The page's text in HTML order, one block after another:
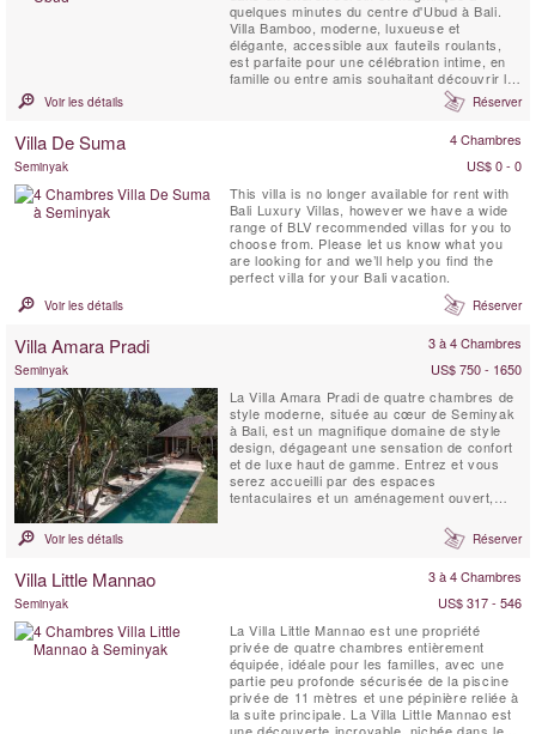
quelques minutes du centre d'Ubud à Bali.
Villa Bamboo, moderne, luxueuse et
élégante, accessible aux fauteils roulants,
est parfaite pour une célébration intime, en
famille ou entre amis souhaitant découvrir le
vrai Bali. Villa Bamboo est entourée de
rizières en terrasses, de cocotiers et d'une
pittoresque village traditionnel de Keliki.
Voir les détails Réserver
Villa De Suma 4 Chambres
Seminyak
US$ 0 - 0
This villa is no longer available for rent with
Bali Luxury Villas, however we have a wide
range of BLV recommended villas for you to
choose from. Please let us know what you
are looking for and we’ll help you find the
perfect villa for your Bali vacation.
Voir les détails Réserver
Villa Amara Pradi 3 à 4 Chambres
Seminyak
US$ 750 - 1650
La Villa Amara Pradi de quatre chambres de
style moderne, située au cœur de Seminyak
à Bali, est un magnifique domaine de style
design, dégageant une sensation de confort
et de luxe haut de gamme. Entrez et vous
serez accueilli par des espaces
tentaculaires et un aménagement ouvert,
proches. Les intérieurs balinais terreux
rencontrent des designs modernes. Répartie
Voir les détails Réserver
Villa Little Mannao 3 à 4 Chambres
Seminyak
US$ 317 - 546
La Villa Little Mannao est une propriété
privée de quatre chambres entièrement
équipée, idéale pour les familles, avec une
partie peu profonde sécurisée de la piscine
privée de 11 mètres et une pépinière reliée à
la suite principale. La Villa Little Mannao est
une découverte incroyable, nichée dans les